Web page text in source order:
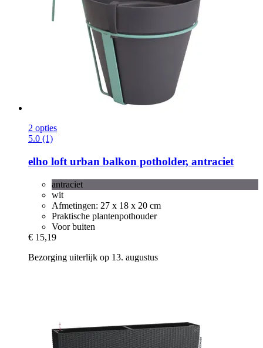
2 opties
5.0 (1)
elho loft urban balkon potholder, antraciet
antraciet
wit
Afmetingen: 27 x 18 x 20 cm
Praktische plantenpothouder
Voor buiten
€ 15,19
Bezorging uiterlijk op 13. augustus